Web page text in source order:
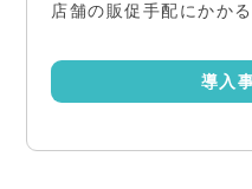
店舗の販促⼿配にかか
導入